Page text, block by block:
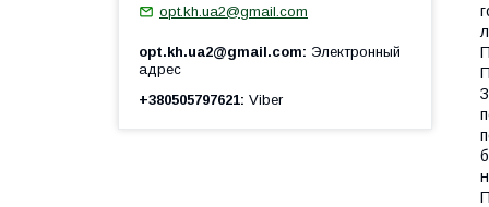
opt.kh.ua2@gmail.com
opt.kh.ua2@gmail.com
Электронный
адрес
+380505797621 Viber